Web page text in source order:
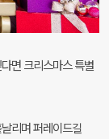
면 크리스마스 특별
리며 퍼레이드길